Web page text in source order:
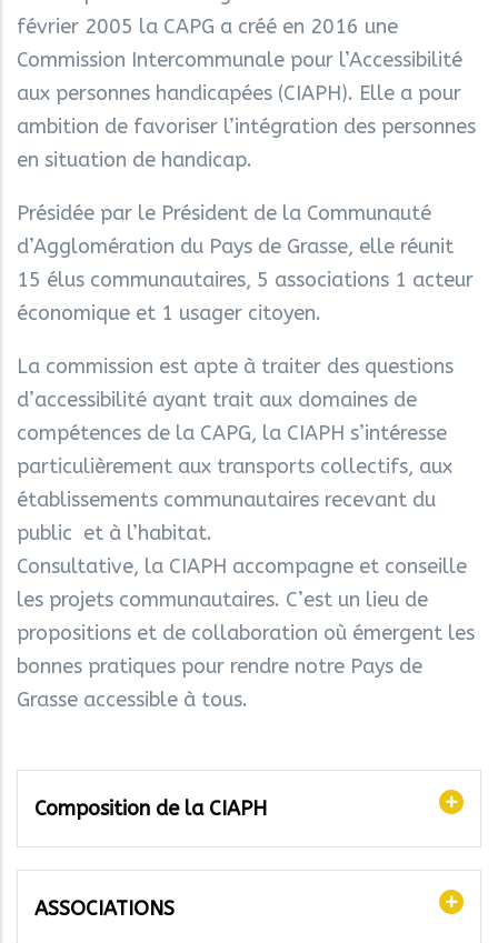
février 2005 la CAPG a créé en 2016 une
Commission Intercommunale pour l’Accessibilité
aux personnes handicapées (CIAPH). Elle a pour
ambition de favoriser l’intégration des personnes
en situation de handicap.
Présidée par le Président de la Communauté
d’Agglomération du Pays de Grasse, elle réunit
15 élus communautaires, 5 associations 1 acteur
économique et 1 usager citoyen.
La commission est apte à traiter des questions
d’accessibilité ayant trait aux domaines de
compétences de la CAPG, la CIAPH s’intéresse
particulièrement aux transports collectifs, aux
établissements communautaires recevant du
public et à l’habitat.
Consultative, la CIAPH accompagne et conseille
les projets communautaires. C’est un lieu de
propositions et de collaboration où émergent les
bonnes pratiques pour rendre notre Pays de
Grasse accessible à tous.
Composition de la CIAPH
ASSOCIATIONS